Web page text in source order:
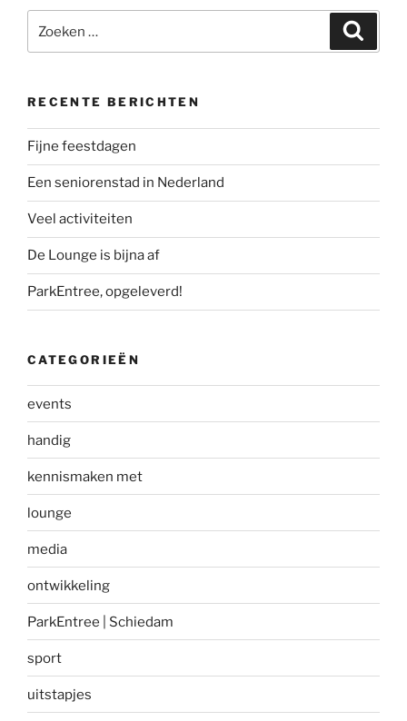
naar:
RECENTE BERICHTEN
Fijne feestdagen
Een seniorenstad in Nederland
Veel activiteiten
De Lounge is bijna af
ParkEntree, opgeleverd!
CATEGORIEËN
events
handig
kennismaken met
lounge
media
ontwikkeling
ParkEntree | Schiedam
sport
uitstapjes